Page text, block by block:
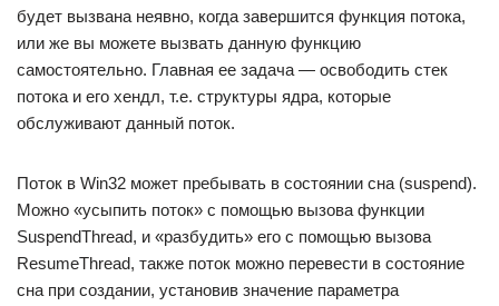
будет вызвана неявно, когда завершится функция потока,
или же вы можете вызвать данную функцию
самостоятельно. Главная ее задача — освободить стек
потока и его хендл, т.е. структуры ядра, которые
обслуживают данный поток.
Поток в Win32 может пребывать в состоянии сна (suspend).
Можно «усыпить поток» с помощью вызова функции
SuspendThread, и «разбудить» его с помощью вызова
ResumeThread, также поток можно перевести в состояние
сна при создании, установив значение параметра